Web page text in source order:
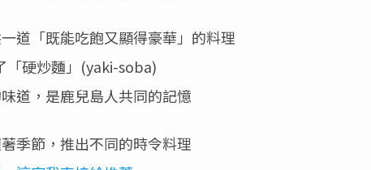
道「既能吃飽又顯得豪華」的料理
「硬炒麵」(yaki-soba)
道，是鹿兒島人共同的記憶
季節，推出不同的時令料理